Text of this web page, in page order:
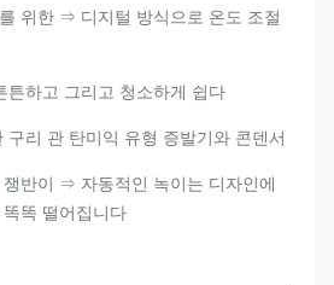
위한 ⇒ 디지털 방식으로 온도 조절
하고 그리고 청소하게 쉽다
리 관 탄미익 유형 증발기와 콘덴서
반이 ⇒ 자동적인 녹이는 디자인에
똑 떨어집니다